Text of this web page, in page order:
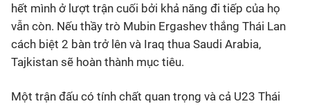
hết mình ở lượt trận cuối bởi khả năng đi tiếp của họ
vẫn còn. Nếu thầy trò Mubin Ergashev thắng Thái Lan
cách biệt 2 bàn trở lên và Iraq thua Saudi Arabia,
Tajkistan sẽ hoàn thành mục tiêu.
Một trận đấu có tính chất quan trọng và cả U23 Thái